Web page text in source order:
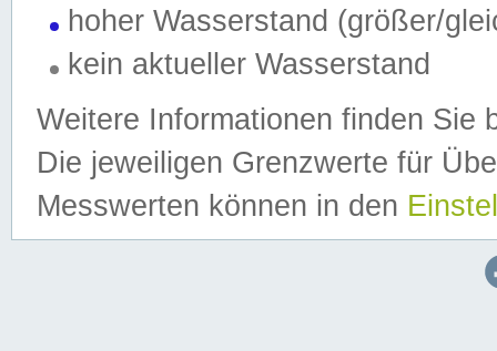
hoher Wasserstand (größer/
kein aktueller Wasserstand
Weitere Informationen finden Sie
Die jeweiligen Grenzwerte für
Messwerten können in den